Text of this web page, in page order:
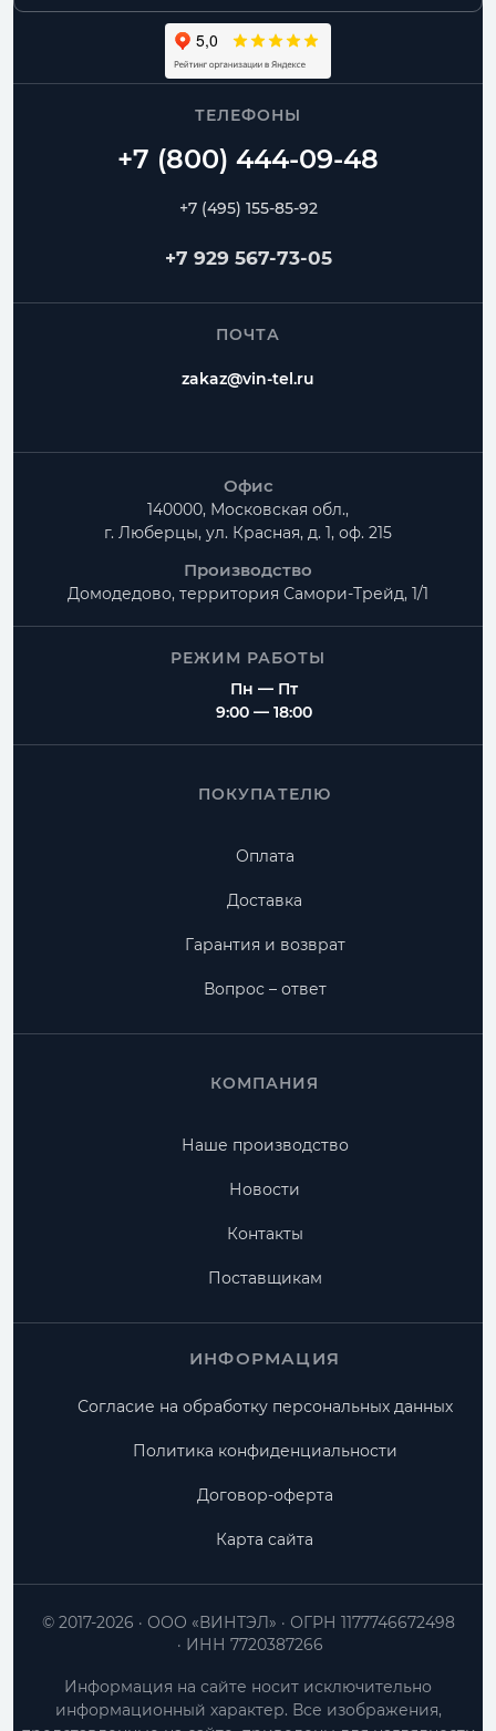
ТЕЛЕФОНЫ
+7 (495) 155-85-92
+7 929 567-73-05
ПОЧТА
zakaz@vin-tel.ru
Офис
140000, Московская обл.,
г. Люберцы, ул. Красная, д. 1, оф. 215
Производство
Домодедово, территория Самори-Трейд, 1/1
РЕЖИМ РАБОТЫ
Пн — Пт
9:00 — 18:00
ПОКУПАТЕЛЮ
Оплата
Доставка
Гарантия и возврат
Вопрос – ответ
КОМПАНИЯ
Наше производство
Новости
Контакты
Поставщикам
ИНФОРМАЦИЯ
Согласие на обработку персональных данных
Политика конфиденциальности
Договор-оферта
Карта сайта
ООО «ВИНТЭЛ»
ОГРН 1177746672498
ИНН 7720387266
© 2017-2026
Информация на сайте носит исключительно
информационный характер. Все изображения,